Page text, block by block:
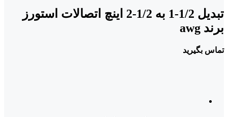
تبدیل 1/2-1 به 1/2-2 اینچ اتصالات استورز
برند awg
تماس بگیرید